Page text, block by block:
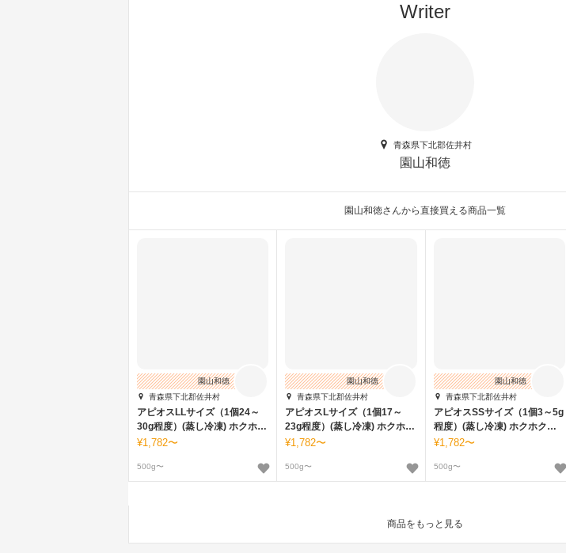
Writer
青森県下北郡佐井村
園山和徳
園山和徳さんから直接買える商品一覧
アピオスLLサイズ（1個24～
30g程度）(蒸し冷凍) ホクホク
甘い健康イモ
1,782〜
500g〜
園山和徳
青森県下北郡佐井村
アピオスLサイズ（1個17～
23g程度）(蒸し冷凍) ホクホク
甘い健康イモ
1,782〜
500g〜
園山和徳
青森県下北郡佐井村
アピオスSSサイズ（1個3～5g
程度）(蒸し冷凍) ホクホク甘
い健康イモ
1,782〜
500g〜
園山和徳
青森県下北郡佐井村
商品をもっと見る